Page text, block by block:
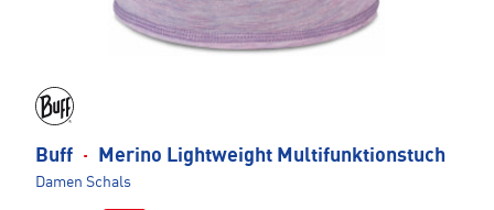
Buff · Merino Lightweight Multifunktionstuch
Damen Schals